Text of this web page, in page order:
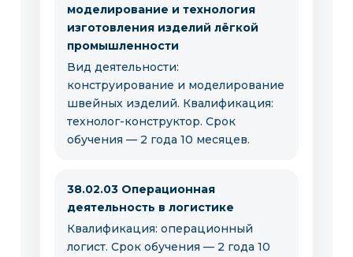
моделирование и технология
изготовления изделий лёгкой
промышленности
Вид деятельности:
конструирование и моделирование
швейных изделий. Квалификация:
технолог-конструктор. Срок
обучения — 2 года 10 месяцев.
38.02.03 Операционная
деятельность в логистике
Квалификация: операционный
логист. Срок обучения — 2 года 10